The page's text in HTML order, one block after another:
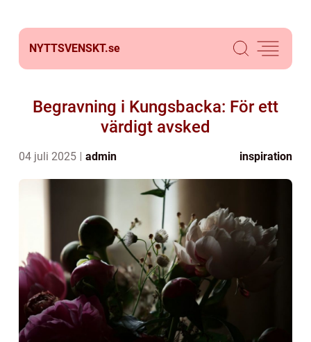
NYTTSVENSKT.se
Begravning i Kungsbacka: För ett
värdigt avsked
04 juli 2025 admin inspiration